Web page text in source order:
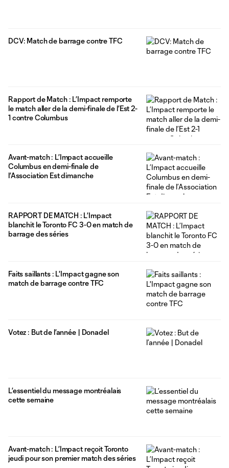
DCV: Match de barrage contre TFC
Rapport de Match : L’Impact remporte
le match aller de la demi-finale de l’Est 2-
1 contre Columbus
Avant-match : L’Impact accueille
Columbus en demi-finale de
l’Association Est dimanche
RAPPORT DE MATCH : L’Impact
blanchit le Toronto FC 3-0 en match de
barrage des séries
Faits saillants : L'Impact gagne son
match de barrage contre TFC
Votez : But de l’année | Donadel
L’essentiel du message montréalais
cette semaine
Avant-match : L’Impact reçoit Toronto
jeudi pour son premier match des séries